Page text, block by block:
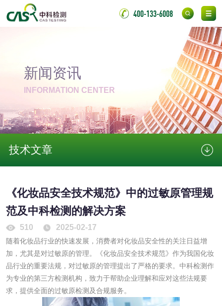
400-133-6008
新闻资讯
INFORMATION CENTER
技术文章
《化妆品安全技术规范》中的过敏原管理规
范及中科检测的解决方案
510 2025-02-17
随着化妆品行业的快速发展，消费者对化妆品安全性的关注日益增
加，尤其是对过敏原的管理。《化妆品安全技术规范》作为我国化妆
品行业的重要法规，对过敏原的管理提出了严格的要求。中科检测作
为专业的第三方检测机构，致力于帮助企业理解和应对这些法规要
求，提供全面的过敏原检测及合规服务。
洗涤剂检测
蚊香液检测
清洗剂检测 日化产品毒理检测
洗手液检测
水处理剂
水处理药剂检测
工业乳状氢氧化钙
检测
铝酸钙检测
三氯异氰尿酸检测 磷酸二氢铵检测
碳酸钙检测